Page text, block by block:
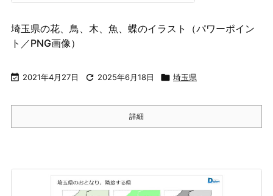
埼玉県の花、鳥、木、魚、蝶のイラスト（パワーポイン
ト／PNG画像）
 2021年4月27日  2025年6月18日  埼玉県
詳細